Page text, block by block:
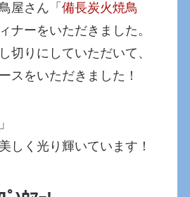
屋さん「備長炭火焼鳥
ナーをいただきました。
切りにしていただいて、
スをいただきました！
」
しく光り輝いています！